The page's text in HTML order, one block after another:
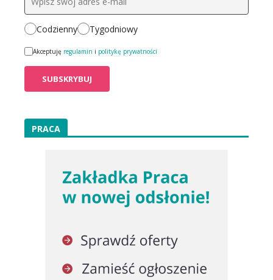
Codzienny Tygodniowy
Akceptuję regulamin i politykę prywatności
PRACA